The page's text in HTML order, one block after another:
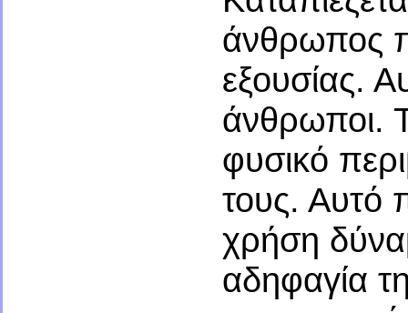
άνθρωπος
εξουσίας.
άνθρωποι.
φυσικό
τους. Αυτό
χρήση
αδηφαγία